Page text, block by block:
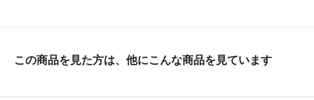
この商品を見た方は、他にこんな商品を見ています